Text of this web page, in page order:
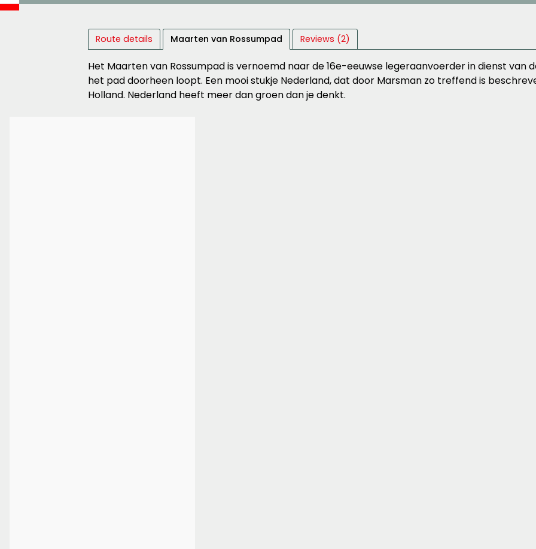
Route details Maarten van Rossumpad Reviews (2)
Het Maarten van Rossumpad is vernoemd naar de 16e-eeuwse legeraanvoerder in dienst van
het pad doorheen loopt. Een mooi stukje Nederland, dat door Marsman zo treffend is
Holland. Nederland heeft meer dan groen dan je denkt.